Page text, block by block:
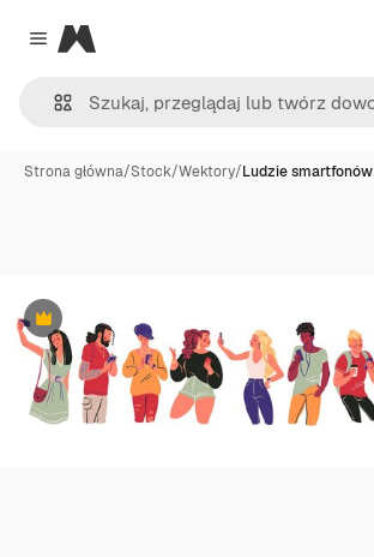
Close menu
Magnific
Strona główna/Stock/Wektory/Ludzie smartfonów
Premium